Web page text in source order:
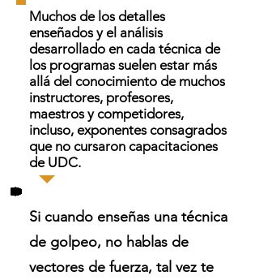
Muchos de los detalles
enseñados y el análisis
desarrollado en cada técnica de
los programas suelen estar más
allá del conocimiento de muchos
instructores, profesores,
maestros y competidores,
incluso, exponentes consagrados
que no cursaron capacitaciones
de UDC.
Si cuando enseñas una técnica
de golpeo, no hablas de
vectores de fuerza, tal vez te